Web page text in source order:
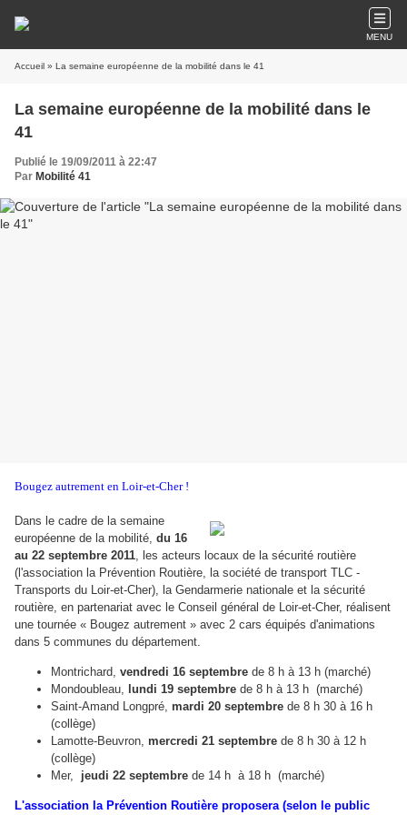
MENU
Accueil » La semaine européenne de la mobilité dans le 41
La semaine européenne de la mobilité dans le
41
Publié le 19/09/2011 à 22:47
Par Mobilité 41
Bougez autrement en Loir-et-Cher !
Dans le cadre de la semaine
européenne de la mobilité, du 16
au 22 septembre 2011, les acteurs locaux de la sécurité routière
(l'association la Prévention Routière, la société de transport TLC -
Transports du Loir-et-Cher), la Gendarmerie nationale et la sécurité
routière, en partenariat avec le Conseil général de Loir-et-Cher, réalisent
une tournée « Bougez autrement » avec 2 cars équipés d'animations
dans 5 communes du département.
Montrichard, vendredi 16 septembre de 8 h à 13 h (marché)
Mondoubleau, lundi 19 septembre de 8 h à 13 h (marché)
Saint-Amand Longpré, mardi 20 septembre de 8 h 30 à 16 h
(collège)
Lamotte-Beuvron, mercredi 21 septembre de 8 h 30 à 12 h
(collège)
Mer, jeudi 22 septembre de 14 h à 18 h (marché)
L'association la Prévention Routière proposera (selon le public